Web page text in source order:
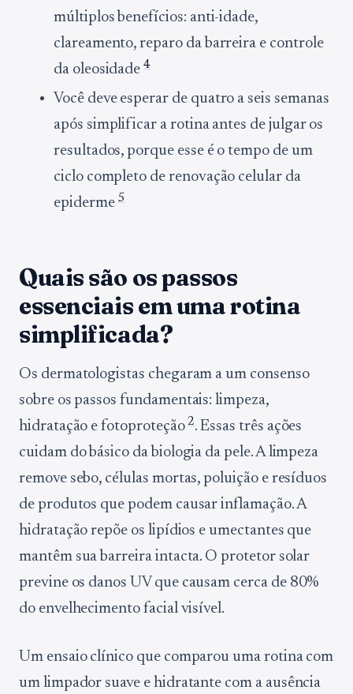
múltiplos benefícios: anti-idade,
clareamento, reparo da barreira e controle
da oleosidade4
Você deve esperar de quatro a seis semanas
após simplificar a rotina antes de julgar os
resultados, porque esse é o tempo de um
ciclo completo de renovação celular da
epiderme 5
Quais são os passos
essenciais em uma rotina
simplificada?
Os dermatologistas chegaram a um consenso
sobre os passos fundamentais: limpeza,
hidratação e fotoproteção2. Essas três ações
cuidam do básico da biologia da pele. A limpeza
remove sebo, células mortas, poluição e resíduos
de produtos que podem causar inflamação. A
hidratação repõe os lipídios e umectantes que
mantêm sua barreira intacta. O protetor solar
previne os danos UV que causam cerca de 80%
do envelhecimento facial visível.
Um ensaio clínico que comparou uma rotina com
um limpador suave e hidratante com a ausência